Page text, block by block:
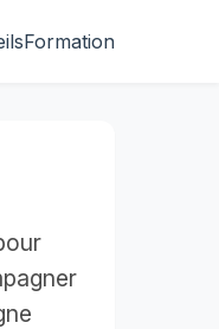
Formation